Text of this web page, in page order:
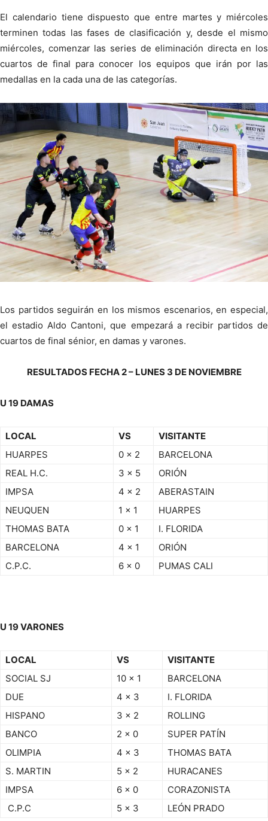
El calendario tiene dispuesto que entre martes y miércoles
terminen todas las fases de clasificación y, desde el mismo
miércoles, comenzar las series de eliminación directa en los
cuartos de final para conocer los equipos que irán por las
medallas en la cada una de las categorías.
Los partidos seguirán en los mismos escenarios, en especial,
el estadio Aldo Cantoni, que empezará a recibir partidos de
cuartos de final sénior, en damas y varones.
RESULTADOS FECHA 2 – LUNES 3 DE NOVIEMBRE
U 19 DAMAS
LOCAL VS
VISITANTE
HUARPES
0 x 2
BARCELONA
REAL H.C.
3 x 5
ORIÓN
IMPSA
4 x 2
ABERASTAIN
NEUQUEN
1 x 1
HUARPES
THOMAS BATA
0 x 1
I. FLORIDA
BARCELONA
4 x 1
ORIÓN
C.P.C.
6 x 0 PUMAS CALI
U 19 VARONES
LOCAL VS
VISITANTE
SOCIAL SJ
10 x 1
BARCELONA
DUE
4 x 3
I. FLORIDA
HISPANO
3 x 2
ROLLING
BANCO
2 x 0
SUPER PATÍN
OLIMPIA
4 x 3
THOMAS BATA
S. MARTIN
5 x 2
HURACANES
IMPSA
6 x 0
CORAZONISTA
C.P.C
5 x 3 LEÓN PRADO